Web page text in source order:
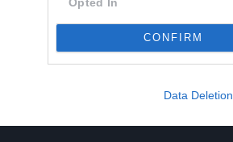
CONFIRM
Data Deletion